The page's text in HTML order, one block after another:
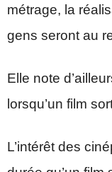
métrage, la
gens seront au
Elle note
lorsqu’un film
L’intérêt des